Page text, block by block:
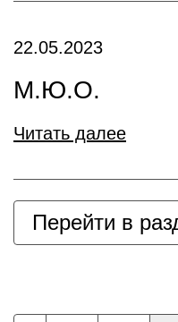
22.05.2023
М.Ю.О.
Читать далее
Перейти в